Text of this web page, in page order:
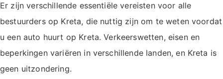
Er zijn verschillende essentiële vereisten voor alle
bestuurders op Kreta, die nuttig zijn om te weten voordat
u een auto huurt op Kreta. Verkeerswetten, eisen en
beperkingen variëren in verschillende landen, en Kreta is
geen uitzondering.